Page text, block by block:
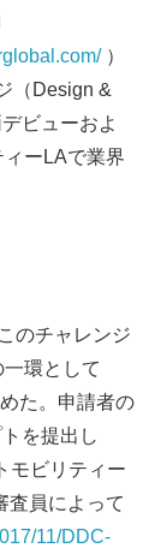
）
（Design &
ビューおよ
ーLAで業界
のチャレンジ
環として
た。申請者の
を提出し
モビリティー
査員によって
11/DDC-